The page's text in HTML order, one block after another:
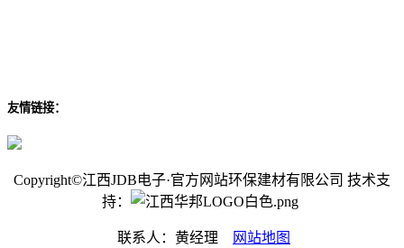
友情链接：
Copyright©江西JDB电子·官方网站环保建材有限公司 技术支
持：
联系人：黄经理 网站地图